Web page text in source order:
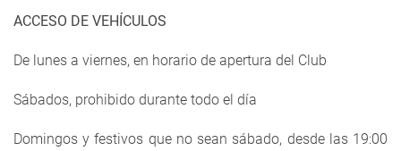
ACCESO DE VEHÍCULOS
De lunes a viernes, en horario de apertura del Club
Sábados, prohibido durante todo el día
Domingos y festivos que no sean sábado, desde las 19:00